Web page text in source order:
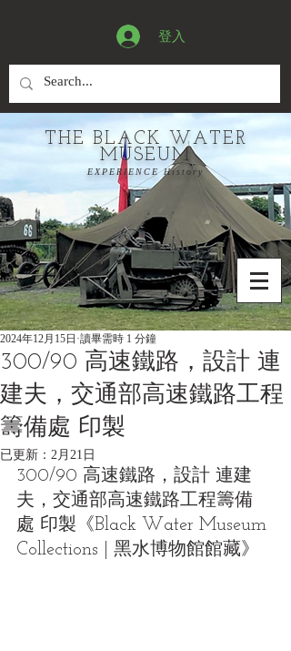
登入
THE BLACK WATER
MUSEUM
EXPERIENCE History
300/90 高速鐵路，設計 連
建夫，交通部高速鐵路工程
籌備處 印製
2024年12月15日 讀畢需時 1 分鐘
已更新： 2月21日
300/90 高速鐵路，設計 連建
夫，交通部高速鐵路工程籌備
處 印製 《Black Water Museum
Collections | 黑水博物館館藏》